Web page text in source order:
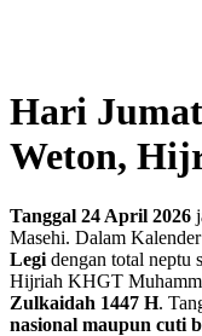
Hari
Weton,
Tanggal 24 April 2026
Masehi. Dalam
Legi dengan total neptu
Hijriah KHGT
Zulkaidah 1447 H.
nasional maupun cuti